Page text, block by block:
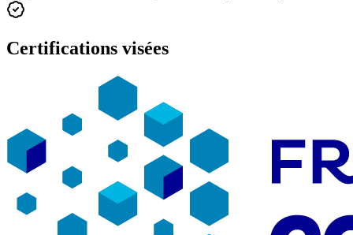
Certifications visées